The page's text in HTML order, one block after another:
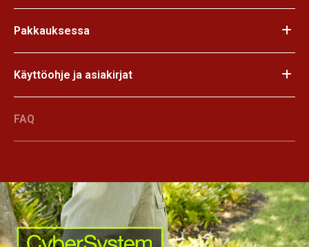
Pakkauksessa
Käyttöohje ja asiakirjat
FAQ